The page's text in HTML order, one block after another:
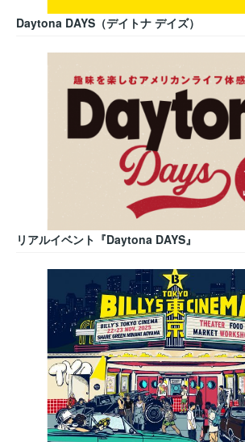
Daytona DAYS（デイトナ デイズ）
リアルイベント『Daytona DAYS』